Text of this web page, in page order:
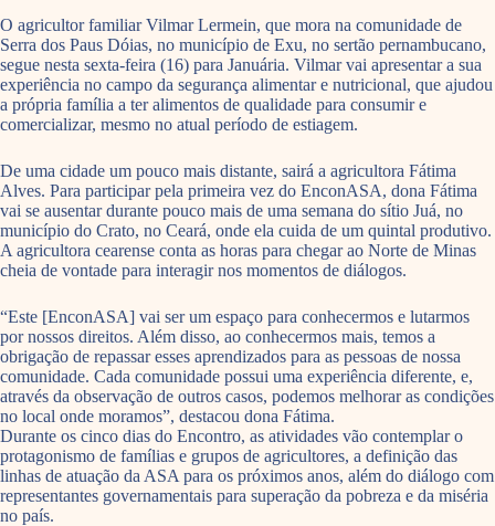
O agricultor familiar Vilmar Lermein, que mora na comunidade de
Serra dos Paus Dóias, no município de Exu, no sertão pernambucano,
segue nesta sexta-feira (16) para Januária. Vilmar vai apresentar a sua
experiência no campo da segurança alimentar e nutricional, que ajudou
a própria família a ter alimentos de qualidade para consumir e
comercializar, mesmo no atual período de estiagem.
De uma cidade um pouco mais distante, sairá a agricultora Fátima
Alves. Para participar pela primeira vez do EnconASA, dona Fátima
vai se ausentar durante pouco mais de uma semana do sítio Juá, no
município do Crato, no Ceará, onde ela cuida de um quintal produtivo.
A agricultora cearense conta as horas para chegar ao Norte de Minas
cheia de vontade para interagir nos momentos de diálogos.
“Este [EnconASA] vai ser um espaço para conhecermos e lutarmos
por nossos direitos. Além disso, ao conhecermos mais, temos a
obrigação de repassar esses aprendizados para as pessoas de nossa
comunidade. Cada comunidade possui uma experiência diferente, e,
através da observação de outros casos, podemos melhorar as condições
no local onde moramos”, destacou dona Fátima.
Durante os cinco dias do Encontro, as atividades vão contemplar o
protagonismo de famílias e grupos de agricultores, a definição das
linhas de atuação da ASA para os próximos anos, além do diálogo com
representantes governamentais para superação da pobreza e da miséria
no país.